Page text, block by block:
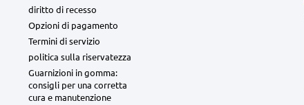
diritto di recesso
Opzioni di pagamento
Termini di servizio
politica sulla riservatezza
Guarnizioni in gomma:
consigli per una corretta
cura e manutenzione